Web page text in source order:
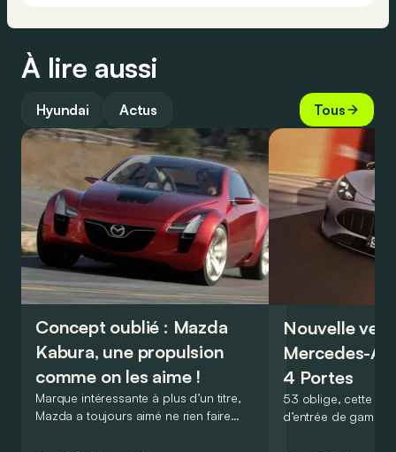
À lire aussi
Hyundai Actus Tous
Concept oublié : Mazda
Kabura, une propulsion
comme on les aime !
Marque intéressante à plus d’un titre,
Mazda a toujours aimé ne rien faire
Nouvelle
Mercedes-
4 Portes
53 oblige, cette
d’entrée de